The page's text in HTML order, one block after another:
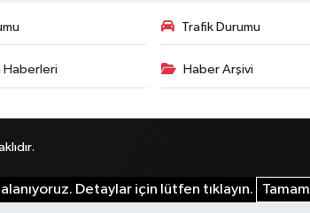
Trafik Durumu
Haberleri Haber Arşivi
Detaylar için lütfen tıklayın. Tamam